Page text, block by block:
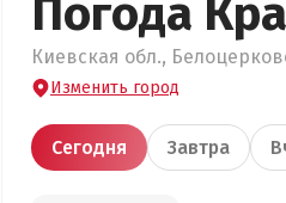
Погода
Киевская обл.,
Изменить город
Сегодня Завтра